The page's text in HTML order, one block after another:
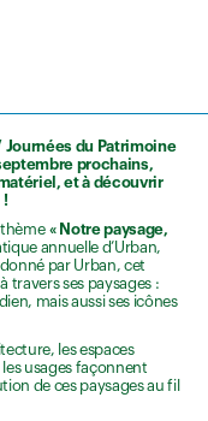
Journées du Patrimoine
prochains,
et à découvrir
!
thème « Notre paysage,
annuelle d’Urban,
par Urban, cet
travers ses paysages :
mais aussi ses icônes
les espaces
usages façonnent
de ces paysages au fil